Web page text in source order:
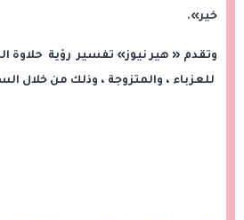
خير».
وتقدم « هير نيوز» تفسير رؤية حلاوة
للعزباء ، والمتزوجة ، وذلك من خلال